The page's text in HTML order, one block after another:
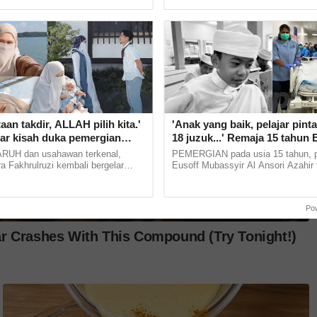
hidangan di dalam dulang dan mengikuti
takdir, ALLAH pilih kita.'
kisah duka pemergian
Fakhira selamat bernikah
dan usahawan terkenal,
Fakhrulruzi kembali bergelar
'Anak yang baik, pelajar
18 juzuk...' Remaja 15 tahun
Mubassyir derma organ,
honour menyentuh hati
PEMERGIAN pada usia 15 tahun,
Eusoff Mubassyir Al Ansori Azahir